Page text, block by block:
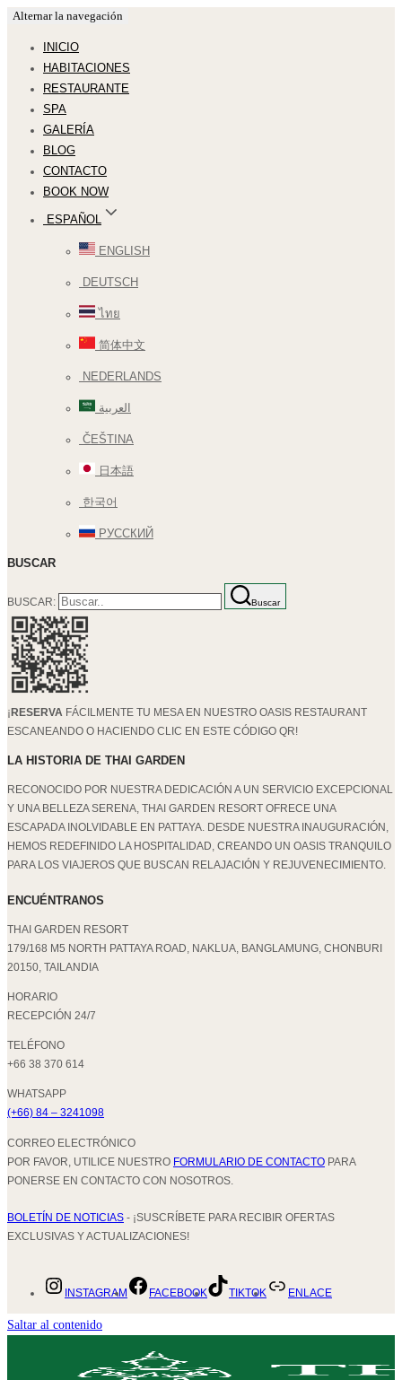
Alternar la navegación
INICIO
HABITACIONES
RESTAURANTE
SPA
GALERÍA
BLOG
CONTACTO
BOOK NOW
ESPAÑOL
ENGLISH
DEUTSCH
ไทย
简体中文
NEDERLANDS
العربية
ČEŠTINA
日本語
한국어
РУССКИЙ
BUSCAR
BUSCAR: Buscar
¡ RESERVA FÁCILMENTE TU MESA EN NUESTRO OASIS RESTAURANT
ESCANEANDO O HACIENDO CLIC EN ESTE CÓDIGO QR!
LA HISTORIA DE THAI GARDEN
RECONOCIDO POR NUESTRA DEDICACIÓN A UN SERVICIO EXCEPCIONAL
Y UNA BELLEZA SERENA, THAI GARDEN RESORT OFRECE UNA
ESCAPADA INOLVIDABLE EN PATTAYA. DESDE NUESTRA INAUGURACIÓN,
HEMOS REDEFINIDO LA HOSPITALIDAD, CREANDO UN OASIS TRANQUILO
PARA LOS VIAJEROS QUE BUSCAN RELAJACIÓN Y REJUVENECIMIENTO.
ENCUÉNTRANOS
THAI GARDEN RESORT
179/168 M5 NORTH PATTAYA ROAD, NAKLUA, BANGLAMUNG, CHONBURI
20150, TAILANDIA
HORARIO
RECEPCIÓN 24/7
TELÉFONO
+66 38 370 614
WHATSAPP
(+66) 84 – 3241098
CORREO ELECTRÓNICO
POR FAVOR, UTILICE NUESTRO FORMULARIO DE CONTACTO PARA
PONERSE EN CONTACTO CON NOSOTROS.
BOLETÍN DE NOTICIAS - ¡SUSCRÍBETE PARA RECIBIR OFERTAS
EXCLUSIVAS Y ACTUALIZACIONES!
INSTAGRAM FACEBOOK TIKTOK ENLACE
Saltar al contenido